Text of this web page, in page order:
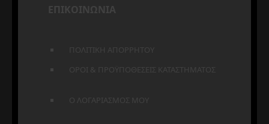
ΕΠΙΚΟΙΝΩΝΙΑ
ΠΟΛΙΤΙΚΗ ΑΠΟΡΡΗΤΟΥ
ΟΡΟΙ & ΠΡΟΫΠΟΘΕΣΕΙΣ ΚΑΤΑΣΤΗΜΑΤΟΣ
Ο ΛΟΓΑΡΙΑΣΜΟΣ ΜΟΥ